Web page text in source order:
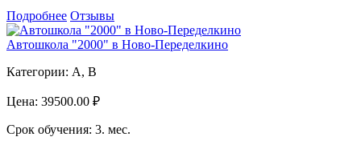
Подробнее Отзывы
Автошкола "2000" в Ново-Переделкино
Категории: A, B
Цена: 39500.00 ₽
Срок обучения: 3. мес.